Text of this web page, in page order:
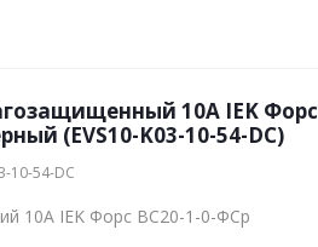
10А IEK Форс
(EVS10-K03-10-54-DC)
10-54-DC
10А IEK Форс ВС20-1-0-ФСр